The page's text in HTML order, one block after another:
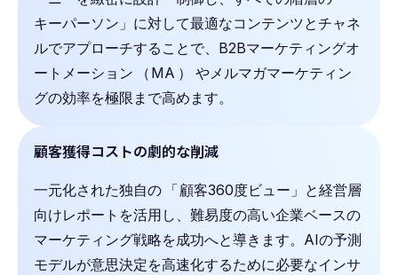
キーパーソン」に対して最適なコンテンツとチャネ
ルでアプローチすることで、B2Bマーケティングオ
ートメーション
（ MA ） やメルマガマーケティン
グの効率を極限まで高めます。
顧客獲得コストの劇的な削減
一元化された独自の 「顧客360度ビュー」と経営層
向けレポートを活用し、難易度の高い企業ベースの
マーケティング戦略を成功へと導きます。AIの予測
モデルが意思決定を高速化するために必要なインサ